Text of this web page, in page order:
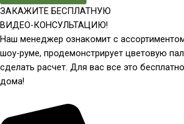
ЗАКАЖИТЕ БЕСПЛАТНУЮ
ВИДЕО-КОНСУЛЬТАЦИЮ!
Наш менеджер ознакомит с
шоу-руме, продемонстрирует цветовую
сделать расчет. Для вас все это
дома!